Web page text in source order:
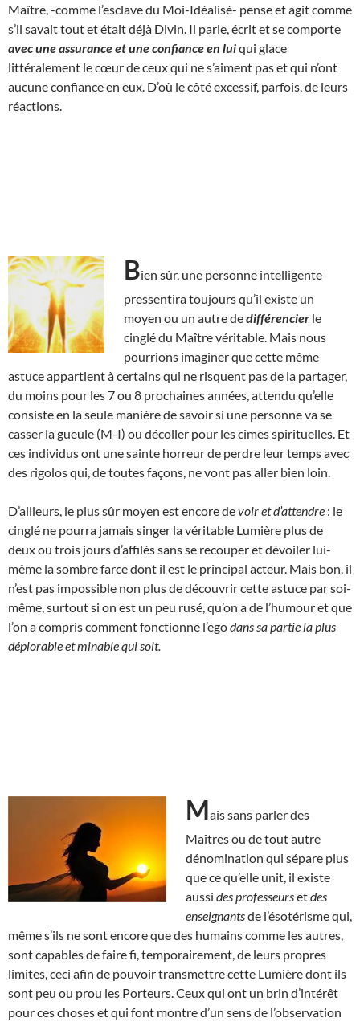
Maître, -comme l’esclave du Moi-Idéalisé- pense et agit comme
s’il savait tout et était déjà Divin. Il parle, écrit et se comporte
avec une assurance et une confiance en luiqui glace
littéralement le cœur de ceux qui ne s’aiment pas et qui n’ont
aucune confiance en eux. D’où le côté excessif, parfois, de leurs
réactions.
Bien sûr, une personne intelligente
pressentira toujours qu’il existe un
moyen ou un autre dedifférencier le
cinglé du Maître véritable. Mais nous
pourrions imaginer que cette même
astuce appartient à certains qui ne risquent pas de la partager,
du moins pour les 7 ou 8 prochaines années, attendu qu’elle
consiste en la seule manière de savoir si une personne va se
casser la gueule (M-I) ou décoller pour les cimes spirituelles. Et
ces individus ont une sainte horreur de perdre leur temps avec
des rigolos qui, de toutes façons, ne vont pas aller bien loin.
D’ailleurs, le plus sûr moyen est encore devoir et d’attendre : le
cinglé ne pourra jamais singer la véritable Lumière plus de
deux ou trois jours d’affilés sans se recouper et dévoiler lui-
même la sombre farce dont il est le principal acteur. Mais bon, il
n’est pas impossible non plus de découvrir cette astuce par soi-
même, surtout si on est un peu rusé, qu’on a de l’humour et que
l’on a compris comment fonctionne l’egodans sa partie la plus
déplorable et minable qui soit.
Mais sans parler des
Maîtres ou de tout autre
dénomination qui sépare plus
que ce qu’elle unit, il existe
aussi des professeursetdes
enseignantsde l’ésotérisme qui,
même s’ils ne sont encore que des humains comme les autres,
sont capables de faire fi, temporairement, de leurs propres
limites, ceci afin de pouvoir transmettre cette Lumière dont ils
sont peu ou prou les Porteurs. Ceux qui ont un brin d’intérêt
pour ces choses et qui font montre d’un sens de l’observation